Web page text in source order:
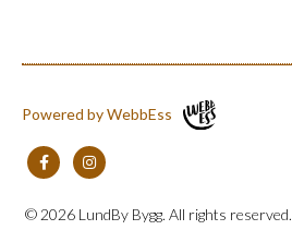
© 2026 LundBy Bygg. All rights reserved.
Powered by WebbEss